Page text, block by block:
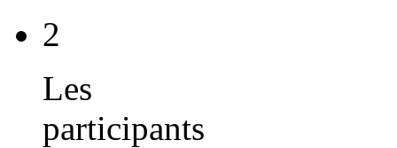
2
Les
participants